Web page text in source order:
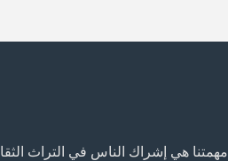
مهمتنا هي إشراك الناس في التراث